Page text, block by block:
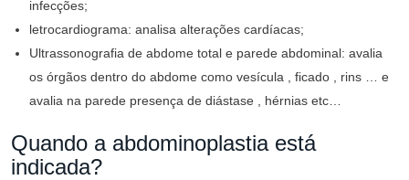
infecções;
letrocardiograma: analisa alterações cardíacas;
Ultrassonografia de abdome total e parede abdominal: avalia
os órgãos dentro do abdome como vesícula , ficado , rins … e
avalia na parede presença de diástase , hérnias etc…
Quando a abdominoplastia está
indicada?